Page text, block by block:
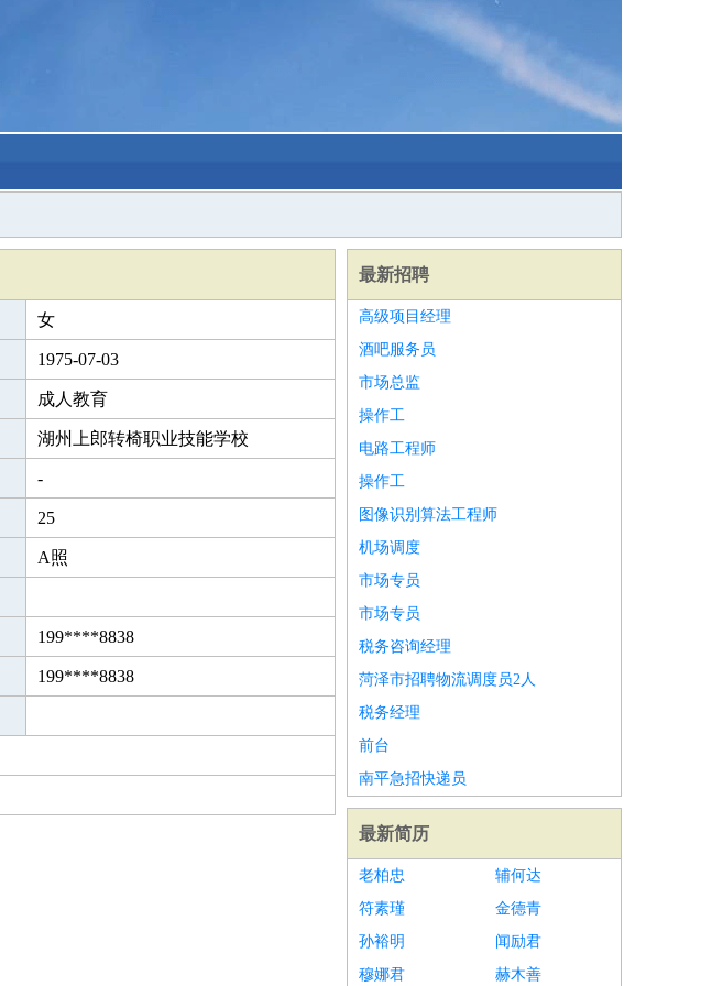
女
1975-07-03
成人教育
湖州上郎转椅职业技能学校
-
25
A照
199****8838
199****8838
最新招聘
高级项目经理
酒吧服务员
市场总监
操作工
电路工程师
操作工
图像识别算法工程师
机场调度
市场专员
市场专员
税务咨询经理
菏泽市招聘物流调度员2人
税务经理
前台
南平急招快递员
最新简历
老柏忠
辅何达
符素瑾
金德青
孙裕明
闻励君
穆娜君
赫木善